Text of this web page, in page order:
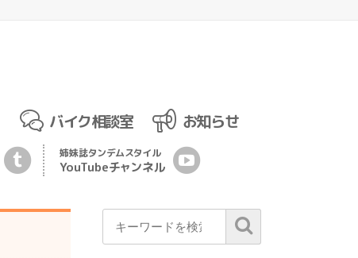
バイク相談室
お知らせ
姉妹誌タンデムスタイル
YouTubeチャンネル